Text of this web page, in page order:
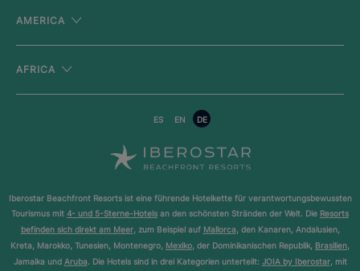
AMERICA
AFRICA
ES EN DE
Iberostar Beachfront Resorts ist eine führende Hotelkette für verantwortungsbewussten
Tourismus mit 4- und 5-Sterne-Hotels an den schönsten Stränden der Welt. Die Resorts
befinden sich direkt am Meer, zum Beispiel auf Mallorca, den Kanaren, Andalusien,
Kreta, Marokko, Tunesien, Montenegro, Mexiko, der Dominikanischen Republik, Brasilien,
Jamaika und Aruba. Die Hotels sind in drei Kategorien unterteilt: JOIA by Iberostar, mit